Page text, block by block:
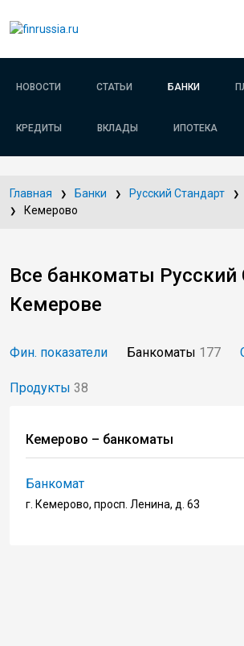
НОВОСТИ СТАТЬИ БАНКИ
КРЕДИТЫ ВКЛАДЫ ИПОТЕКА
Главная Банки Русский Стандарт
Кемерово
Все банкоматы Русский
Кемерове
Фин. показатели Банкоматы 177
Продукты 38
Кемерово – банкоматы
Банкомат
г. Кемерово, просп. Ленина, д. 63